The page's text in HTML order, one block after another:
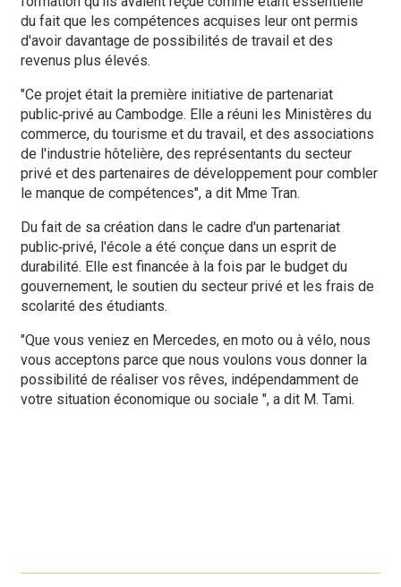
du fait que les compétences acquises leur ont permis
d'avoir davantage de possibilités de travail et des
revenus plus élevés.
"Ce projet était la première initiative de partenariat
public‑privé au Cambodge. Elle a réuni les Ministères du
commerce, du tourisme et du travail, et des associations
de l'industrie hôtelière, des représentants du secteur
privé et des partenaires de développement pour combler
le manque de compétences", a dit Mme Tran.
Du fait de sa création dans le cadre d'un partenariat
public‑privé, l'école a été conçue dans un esprit de
durabilité. Elle est financée à la fois par le budget du
gouvernement, le soutien du secteur privé et les frais de
scolarité des étudiants.
"Que vous veniez en Mercedes, en moto ou à vélo, nous
vous acceptons parce que nous voulons vous donner la
possibilité de réaliser vos rêves, indépendamment de
votre situation économique ou sociale ", a dit M. Tami.